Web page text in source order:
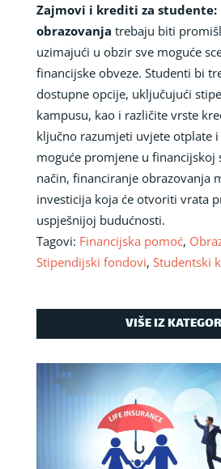
Zajmovi i krediti za studente:
obrazovanja trebaju biti
uzimajući u obzir sve moguće
financijske obveze. Studenti bi
dostupne opcije, uključujući
kampusu, kao i različite vrste
ključno razumjeti uvjete otplate
moguće promjene u financijskoj
način, financiranje obrazovanja
investicija koja će otvoriti vrata
uspješnijoj budućnosti.
Tagovi: Financijska pomoć,
Stipendijski fondovi, Studentski
VIŠE IZ